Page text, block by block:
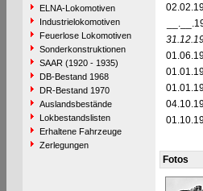
ELNA-Lokomotiven
Industrielokomotiven
Feuerlose Lokomotiven
Sonderkonstruktionen
SAAR (1920 - 1935)
DB-Bestand 1968
DR-Bestand 1970
Auslandsbestände
Lokbestandslisten
Erhaltene Fahrzeuge
Zerlegungen
Fotos